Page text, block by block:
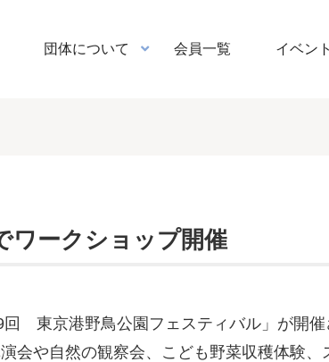
団体について 会員一覧 イベン
ワークショップ開催
東京港野鳥公園フェスティバル」が開催
会や自然の観察会、こども野菜収穫体験、